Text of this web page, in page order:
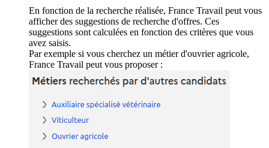
En fonction de la recherche réalisée, France Travail peut vous
afficher des suggestions de recherche d'offres. Ces
suggestions sont calculées en fonction des critères que vous
avez saisis.
Par exemple si vous cherchez un métier d'ouvrier agricole,
France Travail peut vous proposer :